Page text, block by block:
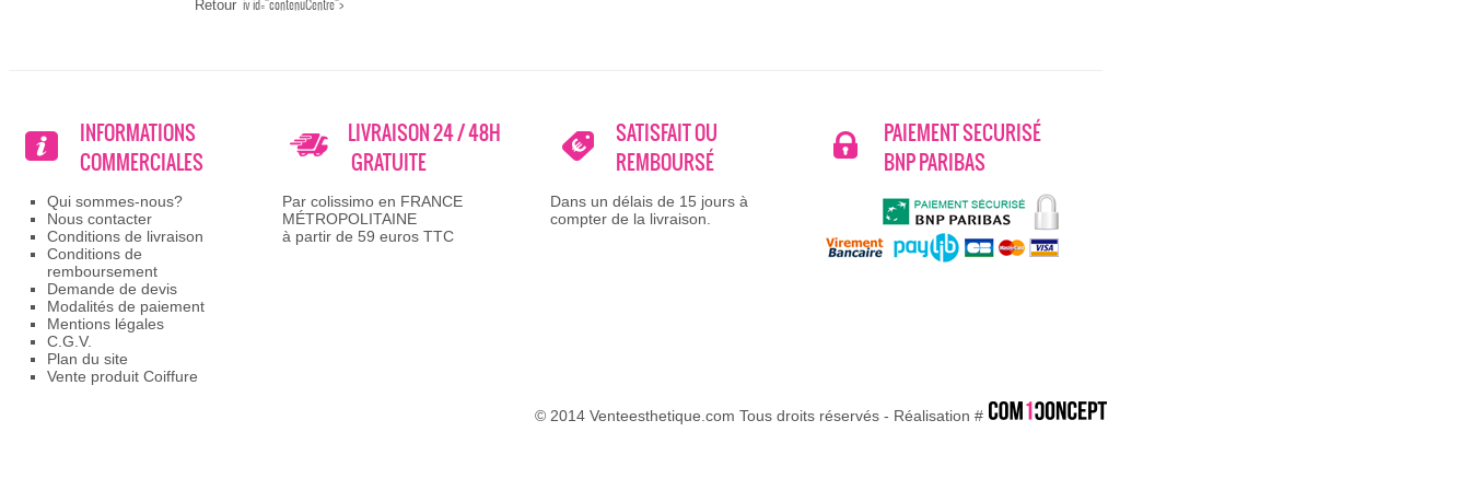
iv id="contenuCentre">
INFORMATIONS
COMMERCIALES
Qui sommes-nous?
Nous contacter
Conditions de livraison
Conditions de
remboursement
Demande de devis
Modalités de paiement
Mentions légales
C.G.V.
Plan du site
Vente produit Coiffure
LIVRAISON 24 / 48H
GRATUITE
Par colissimo en FRANCE
MÉTROPOLITAINE
à partir de 59 euros TTC
SATISFAIT OU
REMBOURSÉ
Dans un délais de 15 jours à
compter de la livraison.
PAIEMENT SECURISÉ
BNP PARIBAS
© 2014 Venteesthetique.com Tous droits réservés - Réalisation #